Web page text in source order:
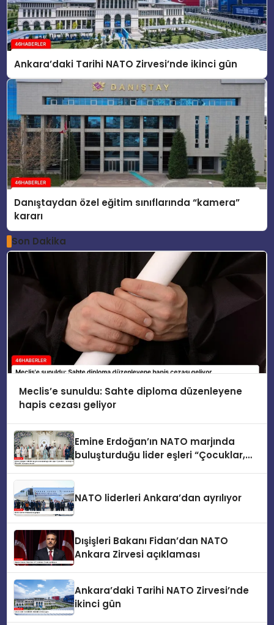
Ankara’daki Tarihi NATO Zirvesi’nde ikinci gün
Danıştaydan özel eğitim sınıflarında “kamera”
kararı
Son Dakika
Meclis’e sunuldu: Sahte diploma düzenleyene
hapis cezası geliyor
Emine Erdoğan’ın NATO marjında
buluşturduğu lider eşleri “Çocuklar,
NATO liderleri Ankara’dan ayrılıyor
Dışişleri Bakanı Fidan’dan NATO
Ankara Zirvesi açıklaması
Ankara’daki Tarihi NATO Zirvesi’nde
ikinci gün